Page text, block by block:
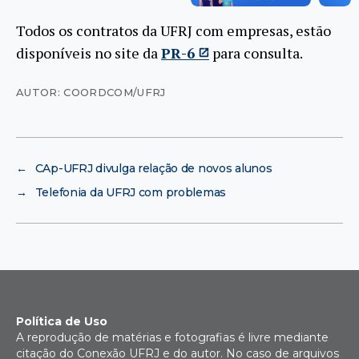
Todos os contratos da UFRJ com empresas, estão
disponíveis no site daPR-6 para consulta.
AUTOR: COORDCOM/UFRJ
←
CAp-UFRJ divulga relação de novos alunos
→
Telefonia da UFRJ com problemas
Política de Uso
A reprodução de matérias e fotografias é livre mediante
citação do Conexão UFRJ e do autor. No caso de arquivos